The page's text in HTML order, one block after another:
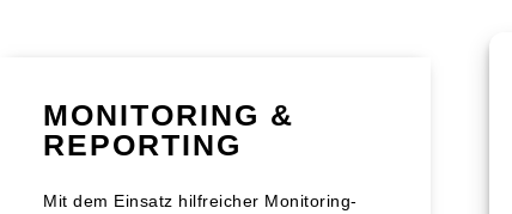
MONITORING &
REPORTING
Mit dem Einsatz hilfreicher Monitoring-